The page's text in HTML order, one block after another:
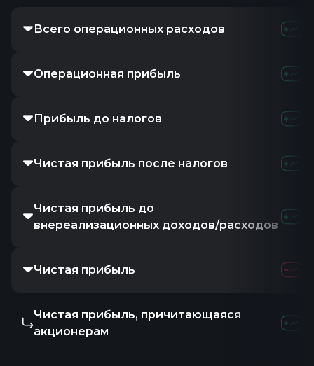
Всего операционных расходов
Операционная прибыль
Прибыль до налогов
Чистая прибыль после налогов
Чистая прибыль до
внереализационных доходов/расходов
Чистая прибыль
Чистая прибыль, причитающаяся
акционерам